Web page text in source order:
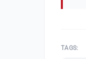
TAGS: